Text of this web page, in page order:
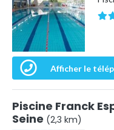
Afficher le
Piscine Franck
Seine (2,3 km)